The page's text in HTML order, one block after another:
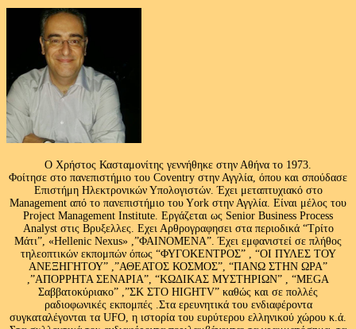
Ο Χρήστος Κασταμονίτης γεννήθηκε στην Αθήνα το 1973.
Φοίτησε στο πανεπιστήμιο του Coventry στην Αγγλία, όπου και σπούδασε
Επιστήμη Ηλεκτρονικών Υπολογιστών. Έχει μεταπτυχιακό στο
Management από το πανεπιστήμιο του Υork στην Αγγλία. Είναι μέλος του
Project Management Institute. Εργάζεται ως Senior Business Process
Analyst στις Βρυξελλες. Εχει Αρθρογραφησει στα περιοδικά “Τρίτο
Μάτι”, «Hellenic Nexus» ,”ΦΑΙΝΟΜΕΝΑ”. Έχει εμφανιστεί σε πλήθος
τηλεοπτικών εκπομπών όπως “ΦΥΓΟΚΕΝΤΡΟΣ” , “ΟΙ ΠΥΛΕΣ ΤΟΥ
ΑΝΕΞΗΓΗΤΟΥ” ,”ΑΘΕΑΤΟΣ ΚΟΣΜΟΣ”, “ΠΑΝΩ ΣΤΗΝ ΩΡΑ”
,”ΑΠΟΡΡΗΤΑ ΣΕΝΑΡΙΑ”, “ΚΩΔΙΚΑΣ ΜΥΣΤΗΡΙΩΝ” , “MEGA
Σαββατοκύριακο” ,”ΣΚ ΣΤΟ HIGHTV” καθώς και σε πολλές
ραδιοφωνικές εκπομπές .Στα ερευνητικά του ενδιαφέροντα
συγκαταλέγονται τα UFO, η ιστορία του ευρύτερου ελληνικού χώρου κ.ά.